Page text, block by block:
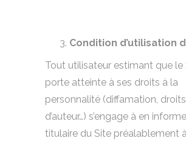
Condition d’utilisation
Tout utilisateur estimant que le
porte atteinte à ses droits à la
personnalité (diffamation, droits
d’auteur…) s’engage à en
titulaire du Site préalablement